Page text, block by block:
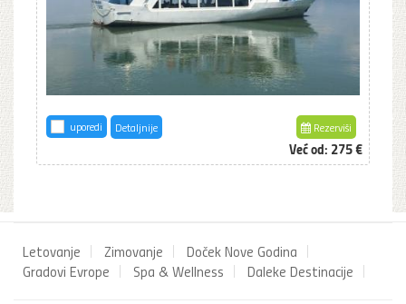
uporedi Detaljnije Rezerviši
Već od: 275 €
Letovanje Zimovanje
Doček Nove Godina
Gradovi Evrope
Spa & Wellness Daleke Destinacije